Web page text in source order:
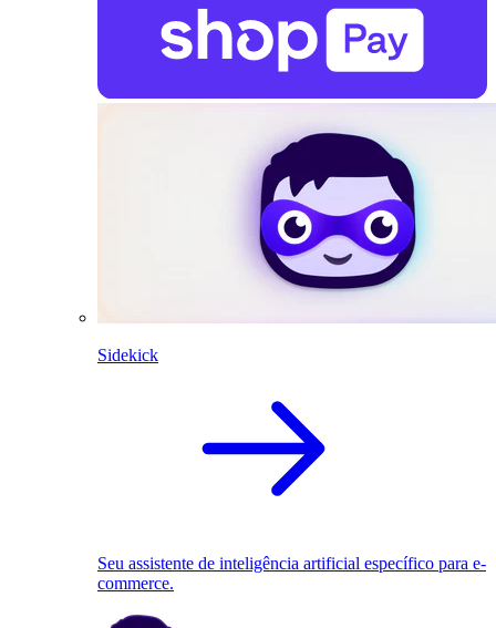
Sidekick
Seu assistente de inteligência artificial específico para e-
commerce.